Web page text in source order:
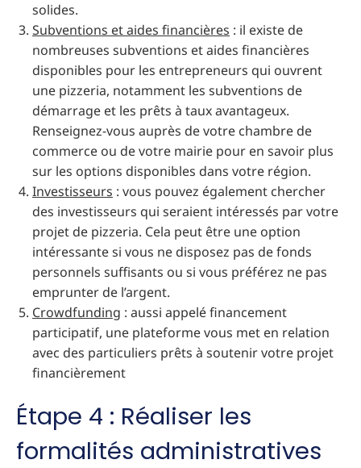
solides.
Subventions et aides financières : il existe de
nombreuses subventions et aides financières
disponibles pour les entrepreneurs qui ouvrent
une pizzeria, notamment les subventions de
démarrage et les prêts à taux avantageux.
Renseignez-vous auprès de votre chambre de
commerce ou de votre mairie pour en savoir plus
sur les options disponibles dans votre région.
Investisseurs : vous pouvez également chercher
des investisseurs qui seraient intéressés par votre
projet de pizzeria. Cela peut être une option
intéressante si vous ne disposez pas de fonds
personnels suffisants ou si vous préférez ne pas
emprunter de l’argent.
Crowdfunding : aussi appelé financement
participatif, une plateforme vous met en relation
avec des particuliers prêts à soutenir votre projet
financièrement
Étape 4 : Réaliser les
formalités administratives